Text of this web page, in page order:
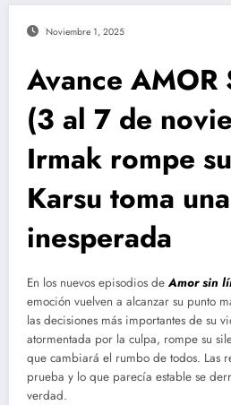
Noviembre 1, 2025
Avance AMOR
(3 al 7 de
Irmak rompe
Karsu toma
inesperada
En los nuevos episodios deAmor sin
emoción vuelven a alcanzar su punto
las decisiones más importantes de su
atormentada por la culpa, rompe su
que cambiará el rumbo de todos. Las
prueba y lo que parecía estable se
verdad.